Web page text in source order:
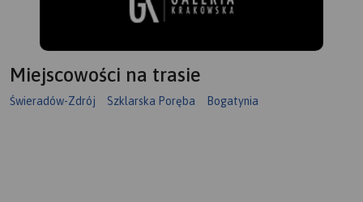
Miejscowości na trasie
Świeradów-Zdrój Szklarska Poręba Bogatynia